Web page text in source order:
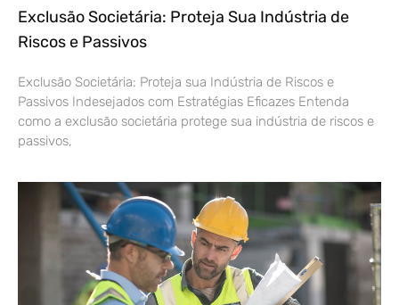
Exclusão Societária: Proteja Sua Indústria de
Riscos e Passivos
Exclusão Societária: Proteja sua Indústria de Riscos e
Passivos Indesejados com Estratégias Eficazes Entenda
como a exclusão societária protege sua indústria de riscos e
passivos,